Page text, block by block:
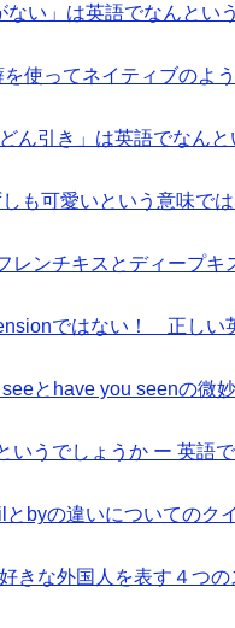
ない」は英語でなんとい
使ってネイティブのよ
ん引き」は英語でなんと
も可愛いという意味では
レンチキスとディープキ
ではない！ 正しい
とhave you seenの微
いうでしょうか ー 英語
とbyの違いについてのク
きな外国人を表す４つ